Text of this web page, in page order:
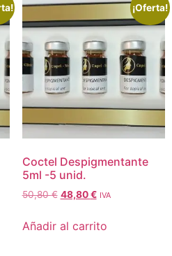
¡Oferta!
Coctel Despigmentante
5ml -5 unid.
50,80€ 48,80€ IVA
Añadir al carrito